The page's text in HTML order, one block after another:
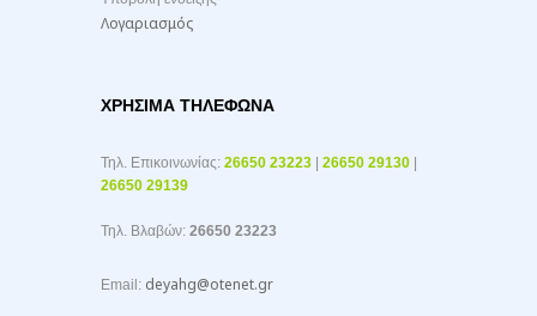
Λογαριασμός
ΧΡΉΣΙΜΑ ΤΗΛΈΦΩΝΑ
Τηλ. Επικοινωνίας: 26650 23223 26650 29130
26650 29139
Τηλ. Βλαβών: 26650 23223
Email: deyahg@otenet.gr